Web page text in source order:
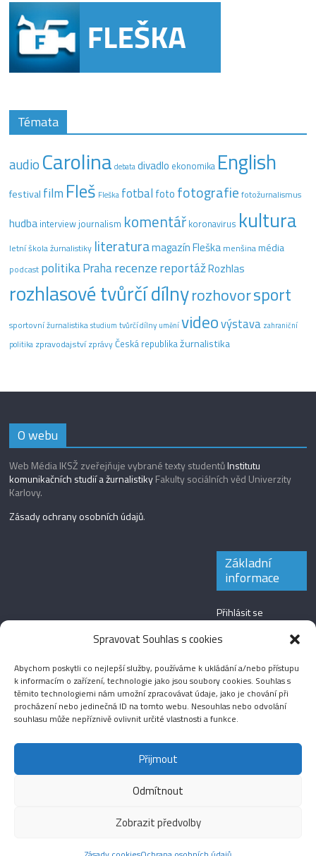
Spravovat Souhlas s cookies
Abychom poskytli co nejlepší služby, používáme k ukládání a/nebo přístupu
k informacím o zařízení, technologie jako jsou soubory cookies. Souhlas s
těmito technologiemi nám umožní zpracovávat údaje, jako je chování při
procházení nebo jedinečná ID na tomto webu. Nesouhlas nebo odvolání
souhlasu může nepříznivě ovlivnit určité vlastnosti a funkce.
Přijmout
Odmítnout
Zobrazit předvolby
Témata
audio Carolina debata divadlo ekonomika English
festival film Fleš Fleška fotbal foto fotografie fotožurnalismus
hudba interview journalism komentář koronavirus kultura
letní škola žurnalistiky literaturamagazín Fleška menšinamédia
podcast politikaPraharecenzereportážRozhlas
rozhlasové tvůrčí dílnyrozhovorsport
sportovní žurnalistika studium tvůrčí dílny uměnívideovýstava zahraniční
politika zpravodajstvízprávyČeská republikažurnalistika
O webu
Web Média IKSŽ zveřejňuje vybrané texty studentůInstitutu
komunikačních studií a žurnalistikyFakulty sociálních věd Univerzity
Karlovy.
Zásady ochrany osobních údajů.
Základní
informace
Přihlásit se
Zdroj kanálů
Kanál komentářů
Česká lokalizace
Fotografie Audio
Copyright © 2026Média IKSŽ. All rights reserved.
Theme: ColorMag Pro byThemeGrill. Drevet av